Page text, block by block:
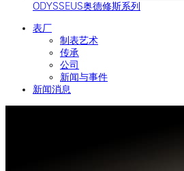
ODYSSEUS奥德修斯系列
表厂
制表艺术
传承
公司
新闻与事件
新闻消息